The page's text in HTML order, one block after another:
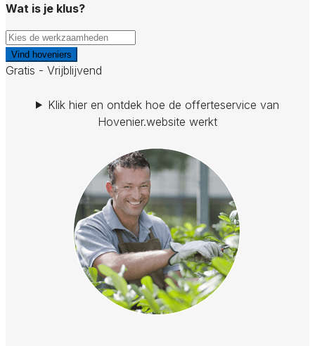
Wat is je klus?
Vind hoveniers
Gratis - Vrijblijvend
Klik hier en ontdek hoe de offerteservice van
Hovenier.website werkt